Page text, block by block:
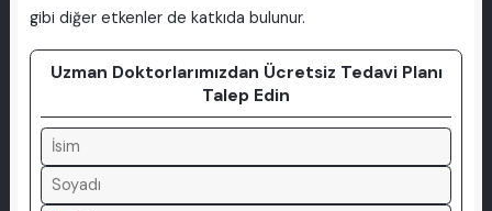
gibi diğer etkenler de katkıda bulunur.
Uzman Doktorlarımızdan Ücretsiz Tedavi Planı
Talep Edin